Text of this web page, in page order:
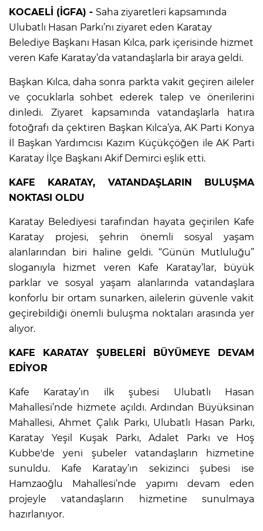
KOCAELİ (İGFA) - Saha ziyaretleri kapsamında
Ulubatlı Hasan Parkı’nı ziyaret eden Karatay
Belediye Başkanı Hasan Kılca, park içerisinde hizmet
veren Kafe Karatay’da vatandaşlarla bir araya geldi.
Başkan Kılca, daha sonra parkta vakit geçiren aileler
ve çocuklarla sohbet ederek talep ve önerilerini
dinledi. Ziyaret kapsamında vatandaşlarla hatıra
fotoğrafı da çektiren Başkan Kılca’ya, AK Parti Konya
İl Başkan Yardımcısı Kazım Küçükçöğen ile AK Parti
Karatay İlçe Başkanı Akif Demirci eşlik etti.
KAFE KARATAY, VATANDAŞLARIN BULUŞMA
NOKTASI OLDU
Karatay Belediyesi tarafından hayata geçirilen Kafe
Karatay projesi, şehrin önemli sosyal yaşam
alanlarından biri haline geldi. “Günün Mutluluğu”
sloganıyla hizmet veren Kafe Karatay’lar, büyük
parklar ve sosyal yaşam alanlarında vatandaşlara
konforlu bir ortam sunarken, ailelerin güvenle vakit
geçirebildiği önemli buluşma noktaları arasında yer
alıyor.
KAFE KARATAY ŞUBELERİ BÜYÜMEYE DEVAM
EDİYOR
Kafe Karatay’ın ilk şubesi Ulubatlı Hasan
Mahallesi’nde hizmete açıldı. Ardından Büyüksinan
Mahallesi, Ahmet Çalık Parkı, Ulubatlı Hasan Parkı,
Karatay Yeşil Kuşak Parkı, Adalet Parkı ve Hoş
Kubbe'de yeni şubeler vatandaşların hizmetine
sunuldu. Kafe Karatay’ın sekizinci şubesi ise
Hamzaoğlu Mahallesi’nde yapımı devam eden
projeyle vatandaşların hizmetine sunulmaya
hazırlanıyor.